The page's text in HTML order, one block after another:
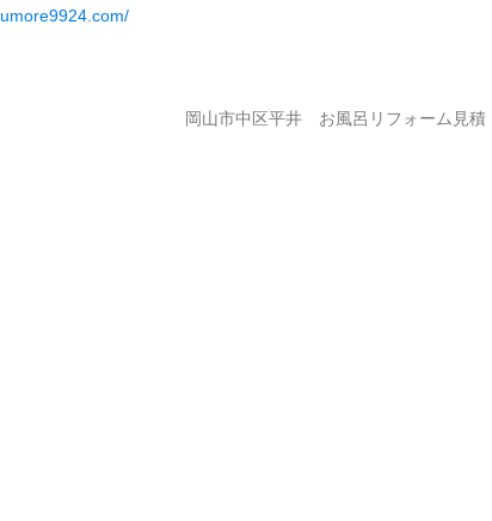
岡山市中区平井 お風呂リフォーム見積